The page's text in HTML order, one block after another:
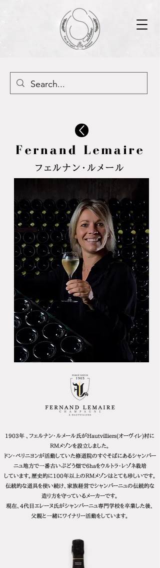
Fernand Lemaire
フェルナン・ルメール
1903年 、フェルナン・ルメール氏がHautvilliers(オーヴィレ)村に
ＲＭメゾンを設立しました。
ドン・ペリニヨンが活動していた修道院のすぐそばにあるシャンパー
ニュ地方で一番古いぶどう畑で6haをウルトラ・レゾネ栽培
しています。歴史的に100年以上のＲＭメゾンはとても珍しいです。
伝統的な道具を使い続け、家族経営でシャンパーニュの伝統的な
造り方を守っているメーカーです。
現在、4代目エレーヌ氏がシャンパーニュ専門学校を卒業した後、
父親と一緒にワイナリー活動をしています。